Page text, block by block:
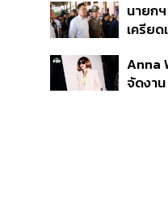
นายก
เครียด
กระสุน
ไม่จบชี
Anna
จัดงา